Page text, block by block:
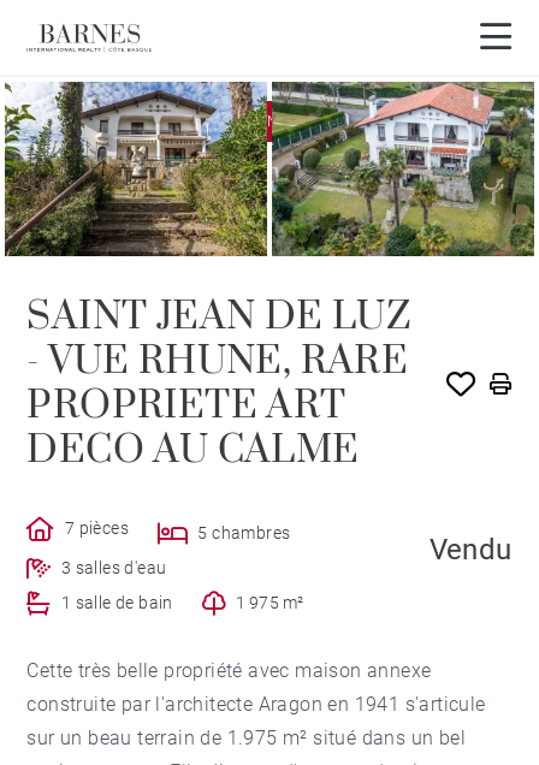
EXCLUSIVITÉ VENDU PAR BARNES
SAINT JEAN DE LUZ
- VUE RHUNE, RARE
PROPRIETE ART
DECO AU CALME
7 pièces
5 chambres
3 salles d'eau
1 salle de bain
1 975 m²
Vendu
Cette très belle propriété avec maison annexe
construite par l'architecte Aragon en 1941 s'articule
sur un beau terrain de 1.975 m² situé dans un bel